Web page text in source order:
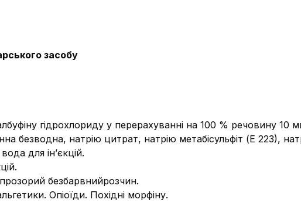
засобу
гідрохлориду у перерахуванні на 100 % речовину 10
безводна, натрію цитрат, натрію метабісульфіт (Е 223),
для ін’єкцій.
прозорий безбарвнийрозчин.
Опіоїди. Похідні морфіну.